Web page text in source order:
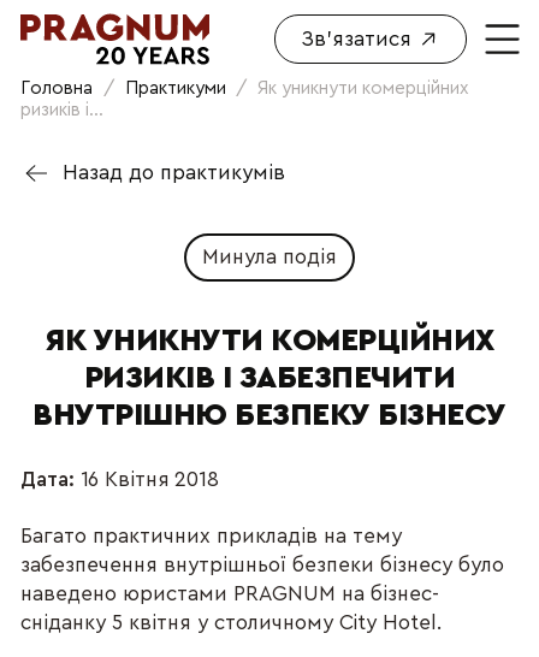
Зв'язатися
Головна / Практикуми /
Як уникнути комерційних
ризиків і...
Назад до практикумів
Минула подія
ЯК УНИКНУТИ КОМЕРЦІЙНИХ
РИЗИКІВ І ЗАБЕЗПЕЧИТИ
ВНУТРІШНЮ БЕЗПЕКУ БІЗНЕСУ
Дата: 16 Квітня 2018
Багато практичних прикладів на тему
забезпечення внутрішньої безпеки бізнесу було
наведено юристами PRAGNUM на бізнес-
сніданку 5 квітня у столичному City Hotel.